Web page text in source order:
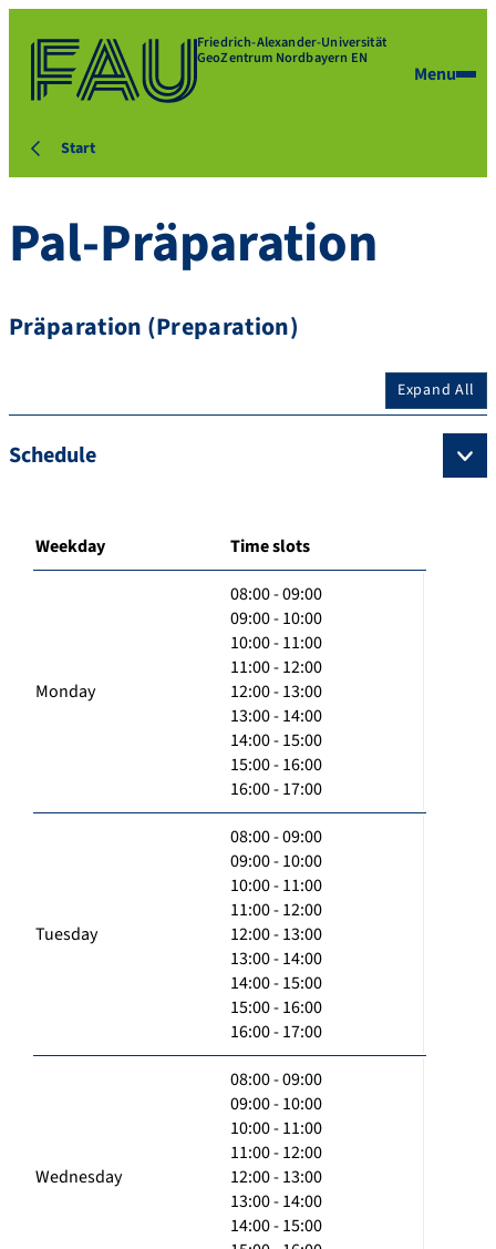
Friedrich-Alexander-Universität
GeoZentrum Nordbayern EN
Menu
Start
Pal-Präparation
Präparation (Preparation)
Expand All
Schedule
Weekday Time slots
Monday
08:00 - 09:00
09:00 - 10:00
10:00 - 11:00
11:00 - 12:00
12:00 - 13:00
13:00 - 14:00
14:00 - 15:00
15:00 - 16:00
16:00 - 17:00
Tuesday
08:00 - 09:00
09:00 - 10:00
10:00 - 11:00
11:00 - 12:00
12:00 - 13:00
13:00 - 14:00
14:00 - 15:00
15:00 - 16:00
16:00 - 17:00
Wednesday
08:00 - 09:00
09:00 - 10:00
10:00 - 11:00
11:00 - 12:00
12:00 - 13:00
13:00 - 14:00
14:00 - 15:00